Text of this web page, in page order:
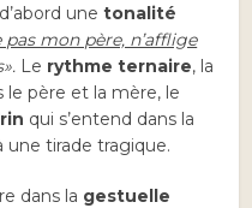
unetonalité
pas mon père, n’afflige
Le rythme ternaire, la
le père et la mère, le
qui s’entend dans la
tirade tragique.
dans la gestuelle